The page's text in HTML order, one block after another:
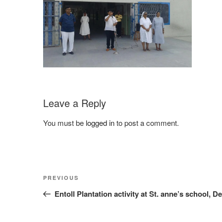
Leave a Reply
You must be logged into post a comment.
Post
navigation
Previous
Post
PREVIOUS
Entoll Plantation activity at St. anne’s school,